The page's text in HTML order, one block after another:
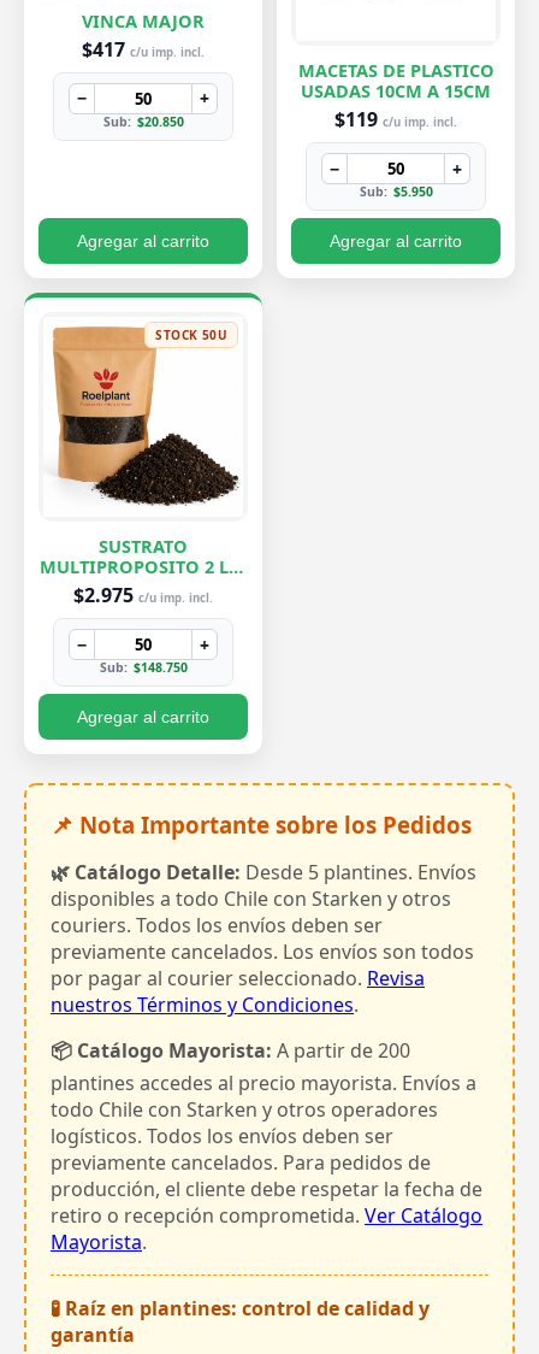
VINCA MAJOR
$417 c/u imp. incl.
− +
Sub: $20.850
Agregar al carrito
MACETAS DE PLASTICO
USADAS 10CM A 15CM
$119 c/u imp. incl.
− +
Sub: $5.950
Agregar al carrito
STOCK 50U
SUSTRATO
MULTIPROPOSITO 2 LTS
ROELPLANT
$2.975 c/u imp. incl.
− +
Sub: $148.750
Agregar al carrito
📌 Nota Importante sobre los Pedidos
🌿 Catálogo Detalle: Desde 5 plantines. Envíos
disponibles a todo Chile con Starken y otros
couriers. Todos los envíos deben ser
previamente cancelados. Los envíos son todos
por pagar al courier seleccionado. Revisa
nuestros Términos y Condiciones.
📦 Catálogo Mayorista: A partir de 200
plantines accedes al precio mayorista. Envíos a
todo Chile con Starken y otros operadores
logísticos. Todos los envíos deben ser
previamente cancelados. Para pedidos de
producción, el cliente debe respetar la fecha de
retiro o recepción comprometida. Ver Catálogo
Mayorista.
🧪 Raíz en plantines: control de calidad y
garantía